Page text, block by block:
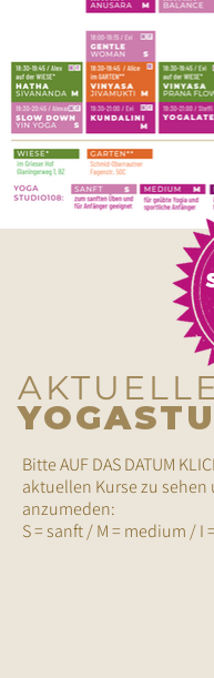
Bitte AUF DAS DATUM
aktuellen Kurse zu sehen
anzumeden:
S = sanft / M = medium / I